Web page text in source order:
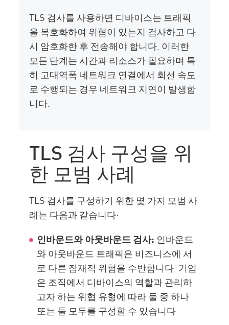
TLS 검사를 사용하면 디바이스는 트래픽
을 복호화하여 위협이 있는지 검사하고 다
시 암호화한 후 전송해야 합니다. 이러한
모든 단계는 시간과 리소스가 필요하며 특
히 고대역폭 네트워크 연결에서 회선 속도
로 수행되는 경우 네트워크 지연이 발생합
니다.
TLS 검사 구성을 위
한 모범 사례
TLS 검사를 구성하기 위한 몇 가지 모범 사
례는 다음과 같습니다:
인바운드와 아웃바운드 검사: 인바운드
와 아웃바운드 트래픽은 비즈니스에 서
로 다른 잠재적 위험을 수반합니다. 기업
은 조직에서 디바이스의 역할과 관리하
고자 하는 위협 유형에 따라 둘 중 하나
또는 둘 모두를 구성할 수 있습니다.